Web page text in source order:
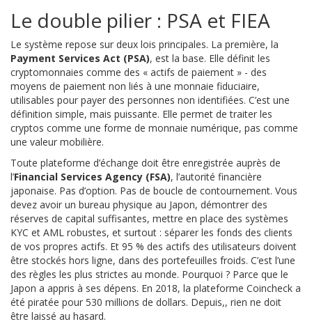
Le double pilier : PSA et FIEA
Le système repose sur deux lois principales. La première, la
Payment Services Act (PSA), est la base. Elle définit les
cryptomonnaies comme des « actifs de paiement » - des
moyens de paiement non liés à une monnaie fiduciaire,
utilisables pour payer des personnes non identifiées. C’est une
définition simple, mais puissante. Elle permet de traiter les
cryptos comme une forme de monnaie numérique, pas comme
une valeur mobilière.
Toute plateforme d’échange doit être enregistrée auprès de
l’Financial Services Agency (FSA), l’autorité financière
japonaise. Pas d’option. Pas de boucle de contournement. Vous
devez avoir un bureau physique au Japon, démontrer des
réserves de capital suffisantes, mettre en place des systèmes
KYC et AML robustes, et surtout : séparer les fonds des clients
de vos propres actifs. Et 95 % des actifs des utilisateurs doivent
être stockés hors ligne, dans des portefeuilles froids. C’est l’une
des règles les plus strictes au monde. Pourquoi ? Parce que le
Japon a appris à ses dépens. En 2018, la plateforme Coincheck a
été piratée pour 530 millions de dollars. Depuis,, rien ne doit
être laissé au hasard.